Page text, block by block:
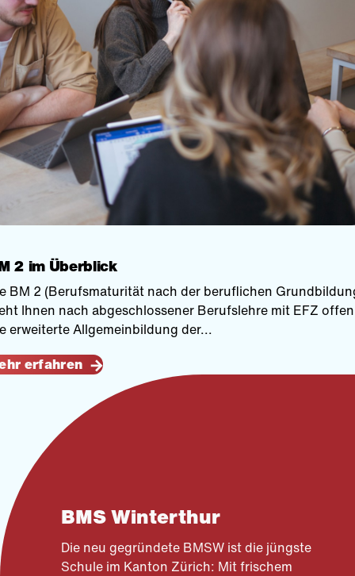
2 im Überblick
BM 2 (Berufsmaturität nach der beruflichen
Ihnen nach abgeschlossener Berufslehre mit EFZ
erweiterte Allgemeinbildung der...
erfahren
BMS Winterthur
Die neu gegründete BMSW ist die jüngste
Schule im Kanton Zürich: Mit frischem